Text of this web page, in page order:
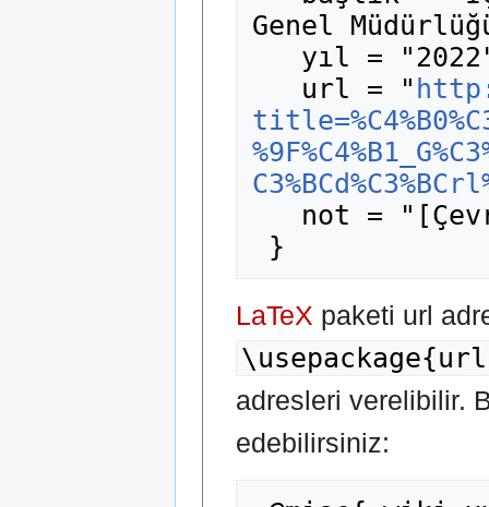
Genel
   url = "
LaTeX paketi url
adresleri verelibilir.
edebilirsiniz: